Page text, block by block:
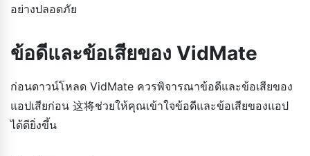
อย่างปลอดภัย
ข้อดีและข้อเสียของ VidMate
ก่อนดาวน์โหลด VidMate ควรพิจารณาข้อดีและข้อเสียของ
แอปเสียก่อน 这将ช่วยให้คุณเข้าใจข้อดีและข้อเสียของแอป
ได้ดียิ่งขึ้น